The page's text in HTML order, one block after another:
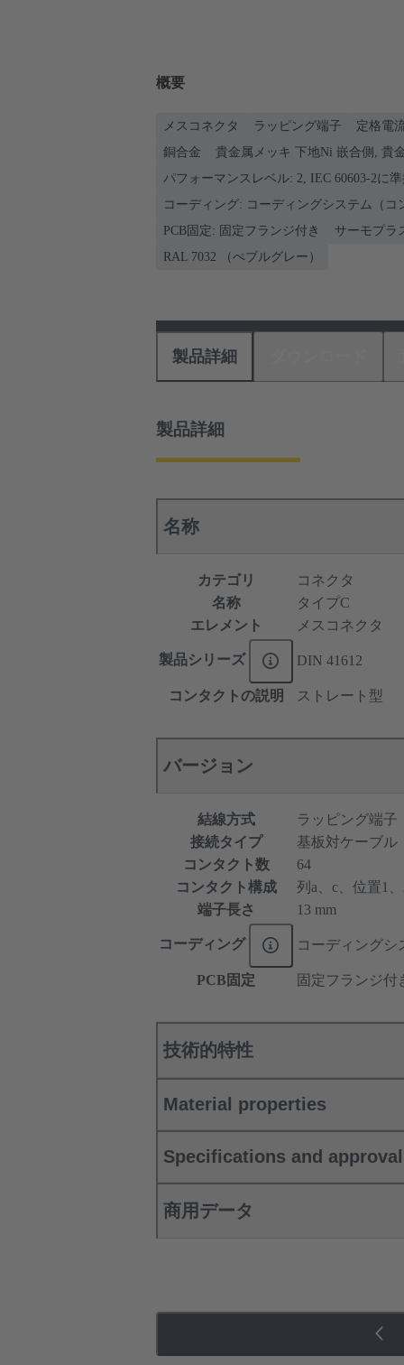
概要
メスコネクタ ラッピング端子 定格電
銅合金
貴金属メッキ 下地Ni 嵌合側, 貴
パフォーマンスレベル: 2, IEC 60603-2に
コーディング: コーディングシステム（コ
PCB固定: 固定フランジ付き
サーモプラ
RAL 7032 （ぺブルグレー）
製品詳細
製品詳細
名称
カテゴリ
コネクタ
名称
タイプC
エレメント
メスコネクタ
製品シリーズ DIN 41612
コンタクトの説明 ストレート型
バージョン
結線方式
ラッピング端子
接続タイプ
基板対ケーブル
コンタクト数
64
コンタクト構成
列a、c、位置1
端子長さ
13 mm
コーディング コーディングシ
PCB固定 固定フランジ付
技術的特性
Material properties
Specifications and
商用データ